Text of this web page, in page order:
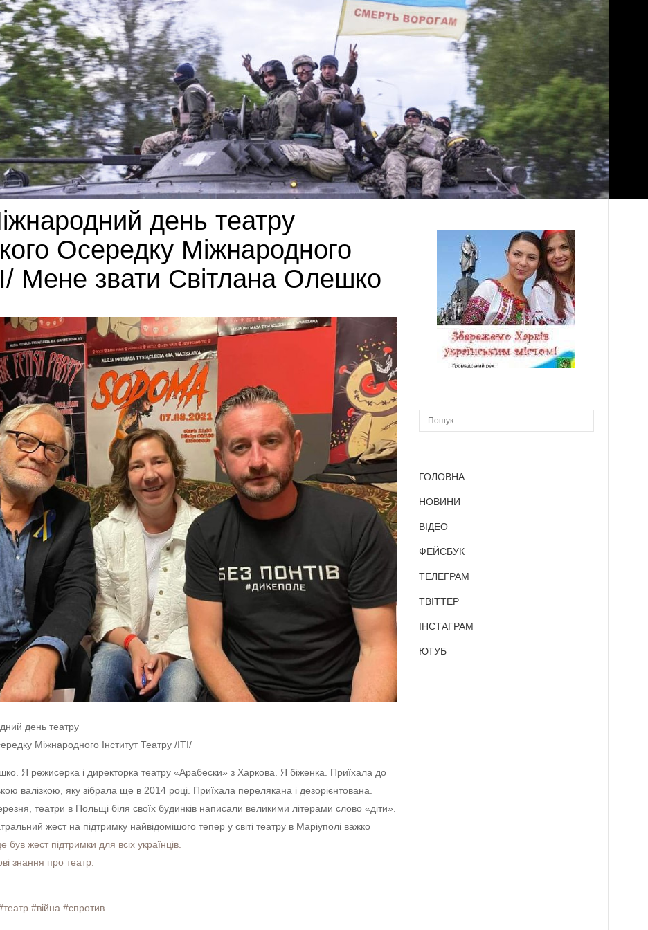
день театру
Осередку Міжнародного
Мене звати Світлана Олешко
день театру
Міжнародного Інститут Театру /ITI/
Я режисерка і директорка театру «Арабески» з Харкова. Я біженка. Приїхала до
валізкою, яку зібрала ще в 2014 році. Приїхала перелякана і дезорієнтована.
театри в Польщі біля своїх будинків написали великими літерами слово «діти».
жест на підтримку найвідомішого тепер у світі театру в Маріуполі важко
був жест підтримки для всіх українців.
знання про театр.
#війна #спротив
ГОЛОВНА
НОВИНИ
ВІДЕО
ФЕЙСБУК
ТЕЛЕГРАМ
ТВІТТЕР
ІНСТАГРАМ
ЮТУБ